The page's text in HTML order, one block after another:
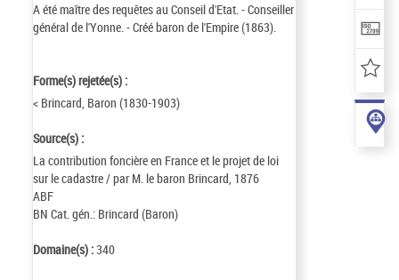
A été maître des requêtes au Conseil d'Etat. - Conseiller
général de l'Yonne. - Créé baron de l'Empire (1863).
Forme(s) rejetée(s) :
< Brincard, Baron (1830-1903)
Source(s) :
La contribution foncière en France et le projet de loi
sur le cadastre / par M. le baron Brincard, 1876
ABF
BN Cat. gén.: Brincard (Baron)
Domaine(s) :340